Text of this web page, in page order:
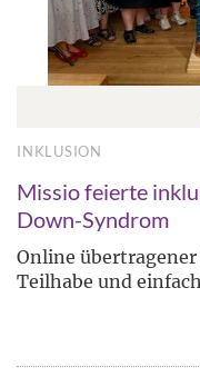
INKLUSION
Missio feierte
Down-Syndrom
Online
Teilhabe und